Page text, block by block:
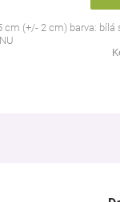
cm (+/- 2 cm) barva: bílá